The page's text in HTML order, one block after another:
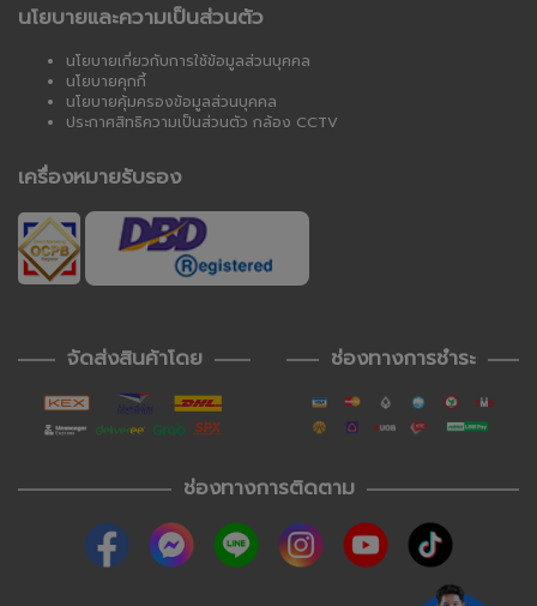
นโยบายและความเป็นส่วนตัว
นโยบายเกี่ยวกับการใช้ข้อมูลส่วนบุคคล
นโยบายคุกกี้
นโยบายคุ้มครองข้อมูลส่วนบุคคล
ประกาศสิทธิความเป็นส่วนตัว กล้อง CCTV
เครื่องหมายรับรอง
จัดส่งสินค้าโดย ช่องทางการชำระ
ช่องทางการติดตาม